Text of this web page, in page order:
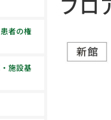
者の権
施設基